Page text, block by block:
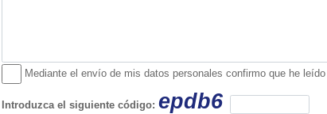
Mediante el envío de mis datos personales confirmo que he
Introduzca el siguiente código: epdb6